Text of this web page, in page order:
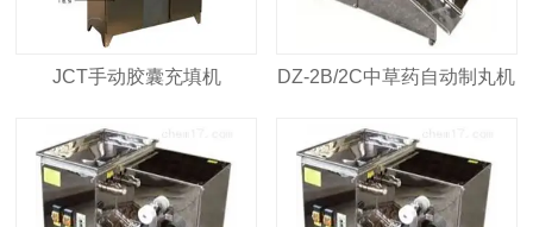
JCT手动胶囊充填机 DZ-2B/2C中草药自动制丸机